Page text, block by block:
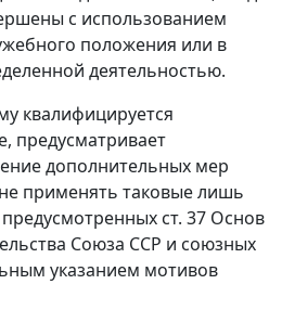
с использованием
положения или в
деятельностью.
квалифицируется
предусматривает
дополнительных мер
применять таковые лишь
ст. 37 Основ
Союза ССР и союзных
указанием мотивов